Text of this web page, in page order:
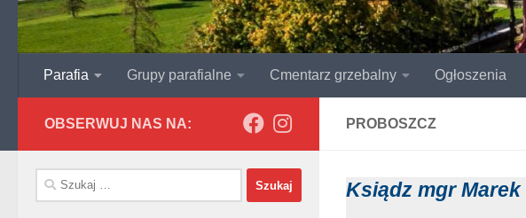
Parafia Grupy parafialne Cmentarz grzebalny Ogłoszenia
PROBOSZCZ
Ksiądz mgr Marek
OBSERWUJ NAS NA:
Szukaj: